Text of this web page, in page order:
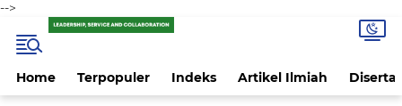
-->
Home Terpopuler Indeks Artikel Ilmiah